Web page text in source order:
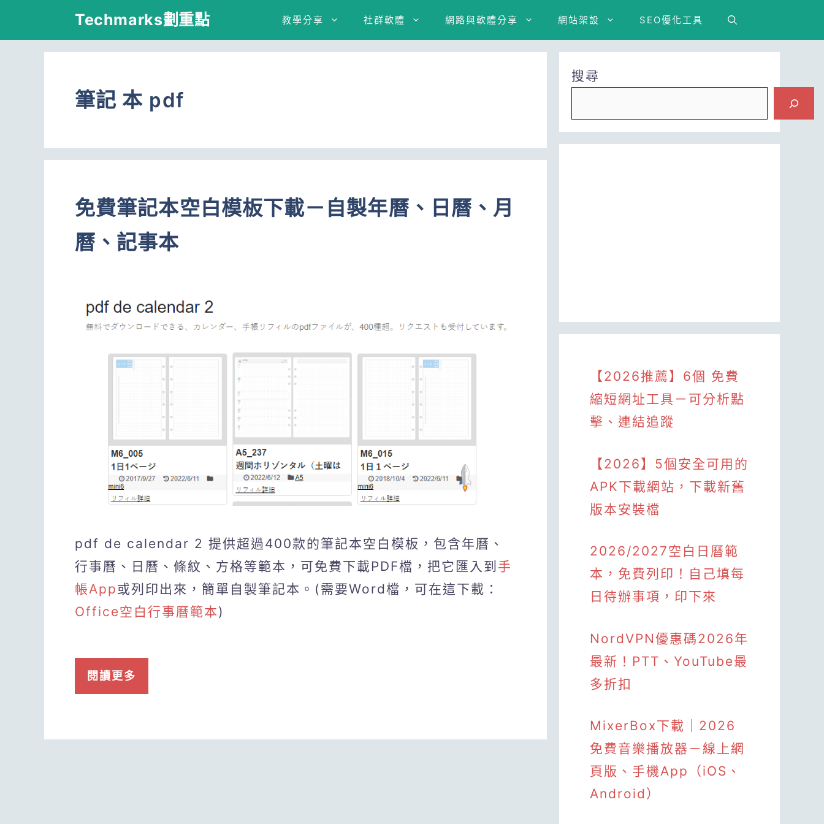
Techmarks劃重點 教學分享 社群軟體 網路與軟體分享 網站架設 SEO優化工具
筆記 本 pdf
免費筆記本空白模板下載－自製年曆、日曆、月
曆、記事本
pdf de calendar 2 提供超過400款的筆記本空白模板，包含年曆、
行事曆、日曆、條紋、方格等範本，可免費下載PDF檔，把它匯入到 手
帳App或列印出來，簡單自製筆記本。(需要Word檔，可在這下載：
Office空白行事曆範本)
閱讀更多
搜尋
【2026推薦】6個 免費
縮短網址工具－可分析點
擊、連結追蹤
【2026】5個安全可用的
APK下載網站，下載新舊
版本安裝檔
2026/2027空白日曆範
本，免費列印！自己填每
日待辦事項，印下來
NordVPN優惠碼2026年
最新！PTT、YouTube最
多折扣
MixerBox下載｜2026
免費音樂播放器－線上網
頁版、手機App（iOS、
Android）